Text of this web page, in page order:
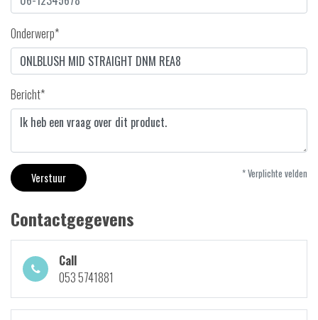
Onderwerp*
Bericht*
Verstuur * Verplichte velden
Contactgegevens
Call
053 5741881